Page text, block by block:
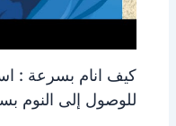
كيف انام بسرعة :
للوصول إلى النوم